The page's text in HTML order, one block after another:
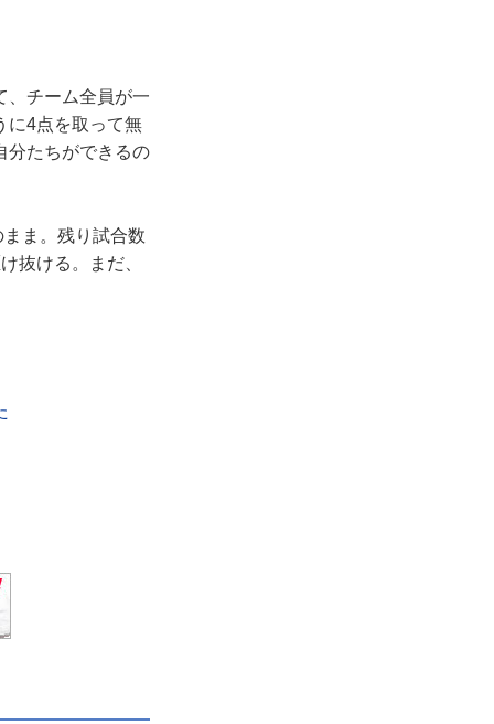
、チーム全員が一
に4点を取って無
分たちができるの
ま。残り試合数
抜ける。まだ、